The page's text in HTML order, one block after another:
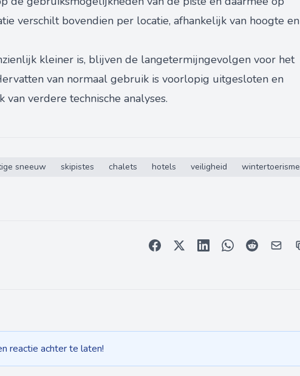
verschilt bovendien per locatie, afhankelijk van hoogte en
kleiner is, blijven de langetermijngevolgen voor het
van normaal gebruik is voorlopig uitgesloten en
verdere technische analyses.
sneeuw skipistes chalets hotels veiligheid
wintertoerisme
reactie achter te laten!